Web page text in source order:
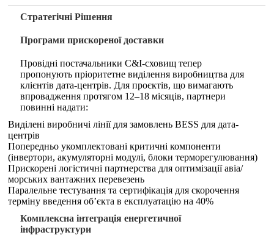
Стратегічні Рішення
Програми прискореної доставки
Провідні постачальники C&I-сховищ тепер
пропонують пріоритетне виділення виробництва для
клієнтів дата-центрів. Для проєктів, що вимагають
впровадження протягом 12–18 місяців, партнери
повинні надати:
Виділені виробничі лінії для замовлень BESS для дата-
центрів
Попередньо укомплектовані критичні компоненти
(інвертори, акумуляторні модулі, блоки терморегулювання)
Прискорені логістичні партнерства для оптимізації авіа/
морських вантажних перевезень
Паралельне тестування та сертифікація для скорочення
терміну введення об’єкта в експлуатацію на 40%
Комплексна інтеграція енергетичної
інфраструктури